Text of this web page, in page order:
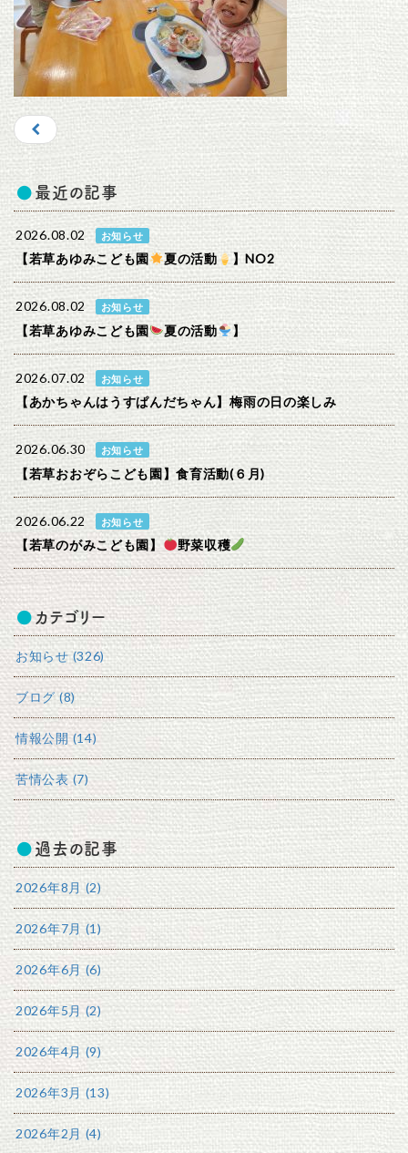
最近の記事
2026.08.02 お知らせ
【若草あゆみこども園 夏の活動 】NO2
2026.08.02 お知らせ
【若草あゆみこども園 夏の活動 】
2026.07.02 お知らせ
【あかちゃんはうすぱんだちゃん】梅雨の日の楽しみ
2026.06.30 お知らせ
【若草おおぞらこども園】食育活動(６月)
2026.06.22 お知らせ
【若草のがみこども園】 野菜収穫
カテゴリー
お知らせ (326)
ブログ (8)
情報公開 (14)
苦情公表 (7)
過去の記事
2026年8月 (2)
2026年7月 (1)
2026年6月 (6)
2026年5月 (2)
2026年4月 (9)
2026年3月 (13)
2026年2月 (4)